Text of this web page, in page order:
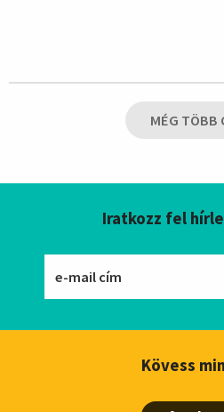
MÉG TÖBB
Iratkozz fel
Kövess